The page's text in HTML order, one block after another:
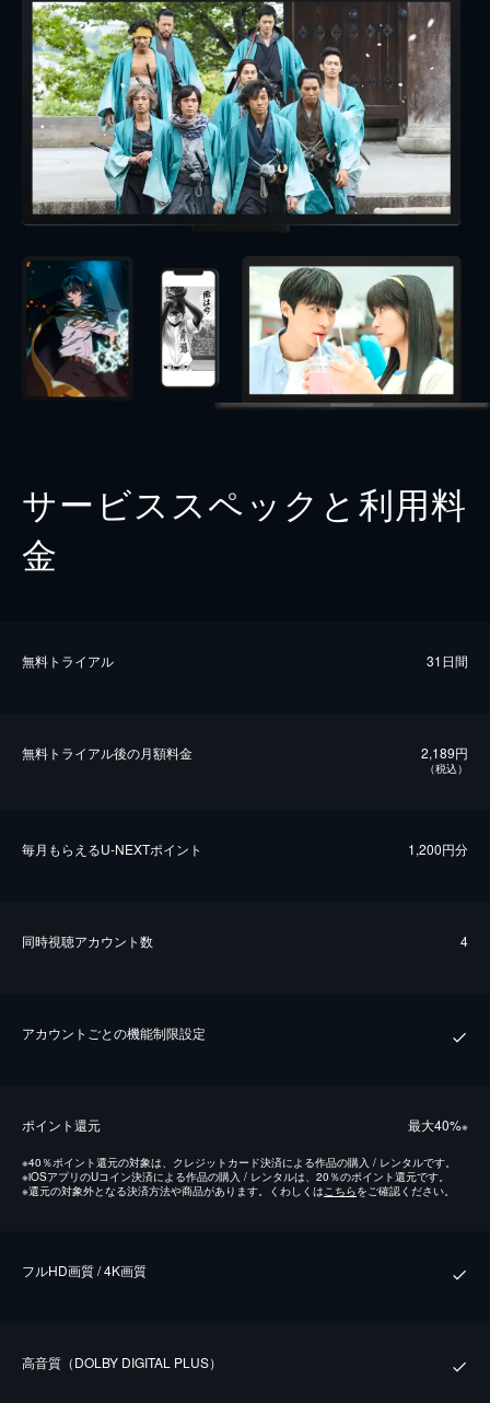
サービススペックと利用料
金
無料トライアル 31日間
無料トライアル後の⽉額料金 2,189円
（税込）
毎⽉もらえるU-NEXTポイント 1,200円分
同時視聴アカウント数 4
アカウントごとの機能制限設定
ポイント還元 最⼤40%※
※40％ポイント還元の対象は、クレジットカード決済による作品の購入 / レンタルです。
※iOSアプリのUコイン決済による作品の購入 / レンタルは、20％のポイント還元です。
※還元の対象外となる決済方法や商品があります。くわしくはこちらをご確認ください。
フルHD画質 / 4K画質
⾼⾳質（DOLBY DIGITAL PLUS）